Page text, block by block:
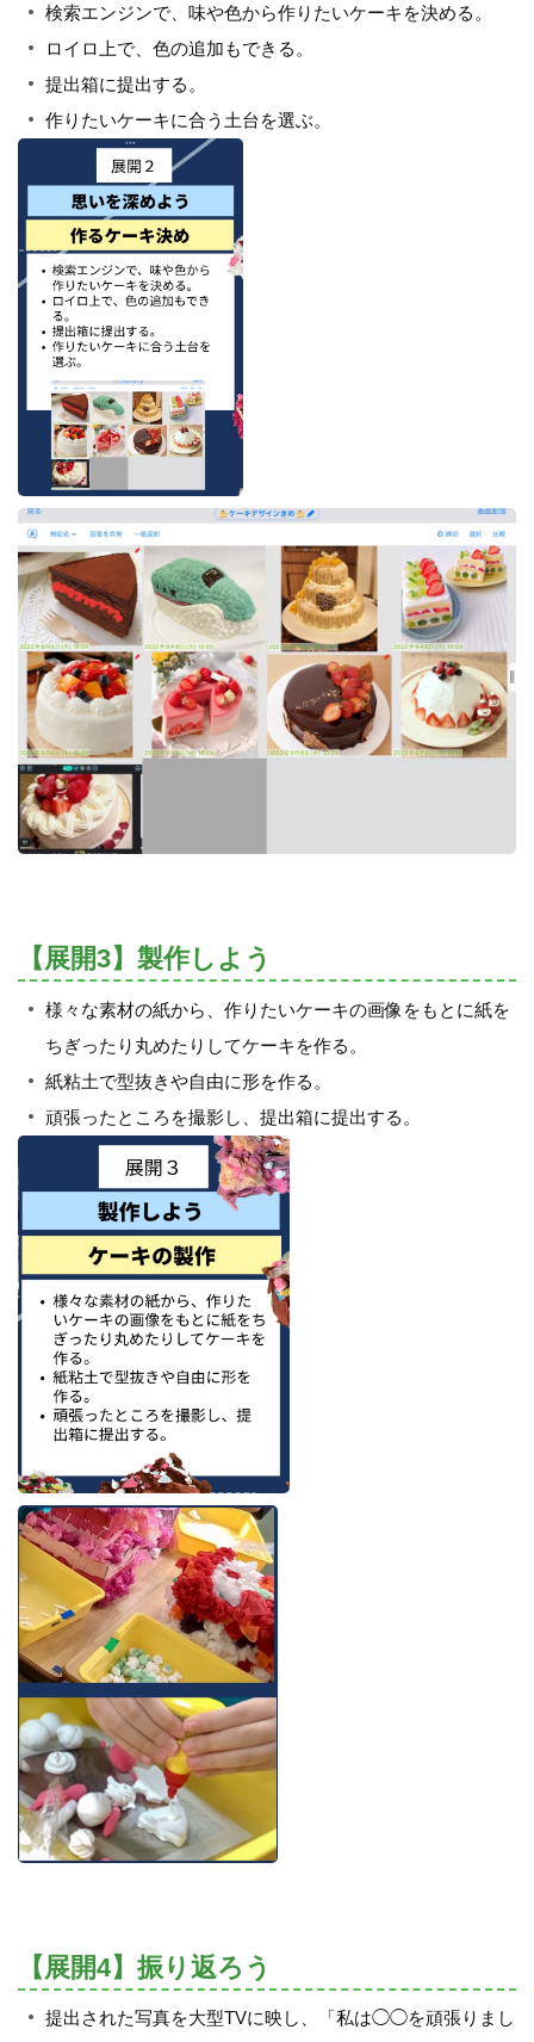
検索エンジンで、味や色から作りたいケーキを決める。
ロイロ上で、色の追加もできる。
提出箱に提出する。
作りたいケーキに合う土台を選ぶ。
【展開3】製作しよう
様々な素材の紙から、作りたいケーキの画像をもとに紙を
ちぎったり丸めたりしてケーキを作る。
紙粘土で型抜きや自由に形を作る。
頑張ったところを撮影し、提出箱に提出する。
【展開4】振り返ろう
提出された写真を大型TVに映し、「私は◯◯を頑張りまし